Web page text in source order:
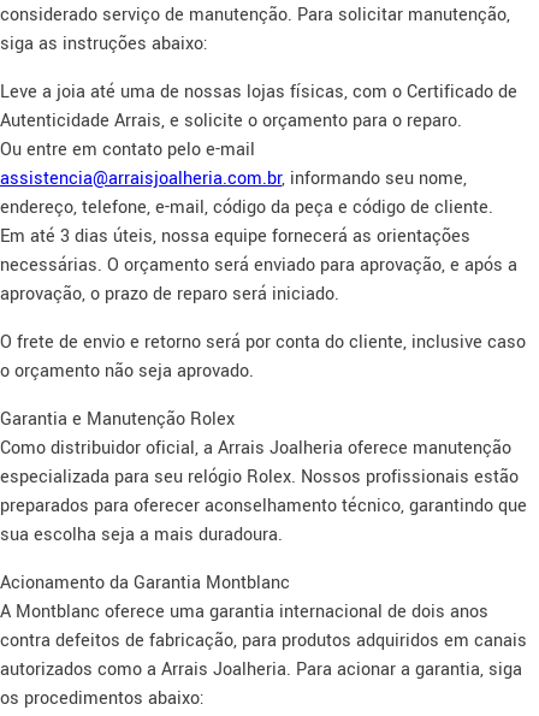
considerado serviço de manutenção. Para solicitar manutenção,
siga as instruções abaixo:
Leve a joia até uma de nossas lojas físicas, com o Certificado de
Autenticidade Arrais, e solicite o orçamento para o reparo.
Ou entre em contato pelo e-mail
assistencia@arraisjoalheria.com.br, informando seu nome,
endereço, telefone, e-mail, código da peça e código de cliente.
Em até 3 dias úteis, nossa equipe fornecerá as orientações
necessárias. O orçamento será enviado para aprovação, e após a
aprovação, o prazo de reparo será iniciado.
O frete de envio e retorno será por conta do cliente, inclusive caso
o orçamento não seja aprovado.
Garantia e Manutenção Rolex
Como distribuidor oficial, a Arrais Joalheria oferece manutenção
especializada para seu relógio Rolex. Nossos profissionais estão
preparados para oferecer aconselhamento técnico, garantindo que
sua escolha seja a mais duradoura.
Acionamento da Garantia Montblanc
A Montblanc oferece uma garantia internacional de dois anos
contra defeitos de fabricação, para produtos adquiridos em canais
autorizados como a Arrais Joalheria. Para acionar a garantia, siga
os procedimentos abaixo: